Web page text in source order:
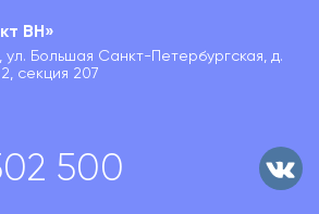
ВН»
ул. Большая Санкт-Петербургская, д.
секция 207
500